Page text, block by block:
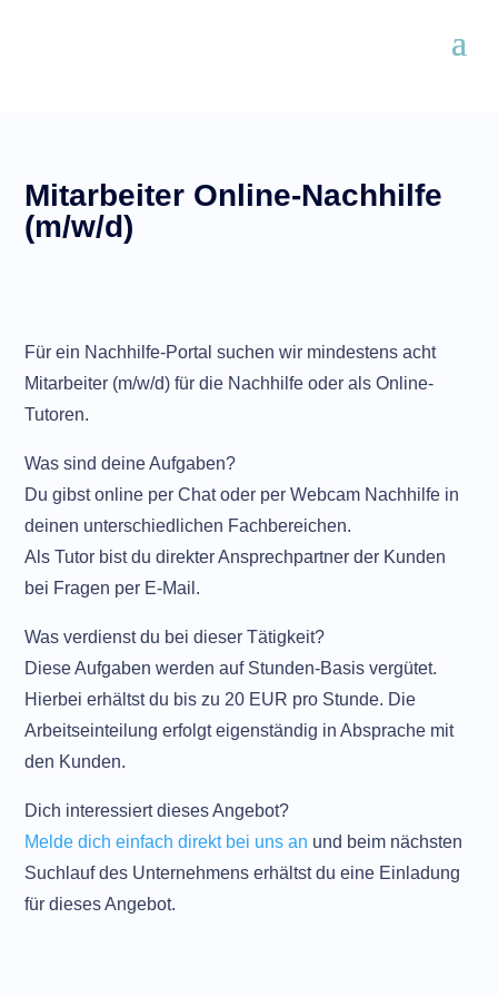
Mitarbeiter Online-Nachhilfe
(m/w/d)
Für ein Nachhilfe-Portal suchen wir mindestens acht
Mitarbeiter (m/w/d) für die Nachhilfe oder als Online-
Tutoren.
Was sind deine Aufgaben?
Du gibst online per Chat oder per Webcam Nachhilfe in
deinen unterschiedlichen Fachbereichen.
Als Tutor bist du direkter Ansprechpartner der Kunden
bei Fragen per E-Mail.
Was verdienst du bei dieser Tätigkeit?
Diese Aufgaben werden auf Stunden-Basis vergütet.
Hierbei erhältst du bis zu 20 EUR pro Stunde. Die
Arbeitseinteilung erfolgt eigenständig in Absprache mit
den Kunden.
Dich interessiert dieses Angebot?
Melde dich einfach direkt bei uns an und beim nächsten
Suchlauf des Unternehmens erhältst du eine Einladung
für dieses Angebot.